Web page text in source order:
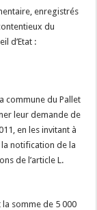
enregistrés
du
d’Etat :
commune du Pallet
leur demande de
en les invitant à
notification de la
de l’article L.
somme de 5 000